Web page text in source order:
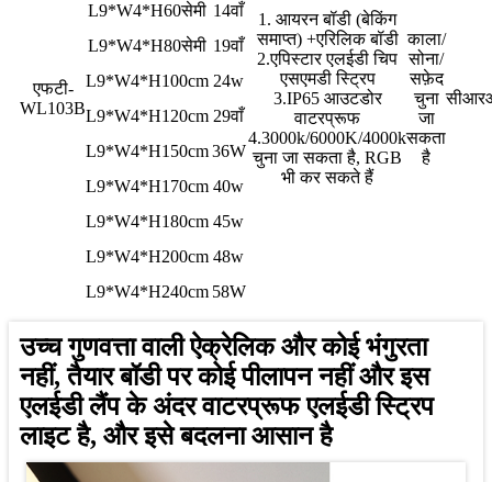
एफटी-
WL103B
1. आयरन बॉडी (बेकिंग
समाप्त) +एरिलिक बॉडी
2.एपिस्टार एलईडी चिप
एसएमडी स्ट्रिप
3.IP65 आउटडोर
वाटरप्रूफ
4.3000k/6000K/4000k
चुना जा सकता है, RGB
भी कर सकते हैं
काला/
सोना/
सफ़ेद
चुना
जा
सकता
है
L9*W4*H60सेमी 14वाँ
L9*W4*H80सेमी 19वाँ
L9*W4*H100cm 24w
L9*W4*H120cm 29वाँ
L9*W4*H150cm36W
L9*W4*H170cm 40w
L9*W4*H180cm 45w
L9*W4*H200cm 48w
L9*W4*H240cm 58W
उच्च गुणवत्ता वाली ऐक्रेलिक और कोई भंगुरता
नहीं, तैयार बॉडी पर कोई पीलापन नहीं और इस
एलईडी लैंप के अंदर वाटरप्रूफ एलईडी स्ट्रिप
लाइट है, और इसे बदलना आसान है